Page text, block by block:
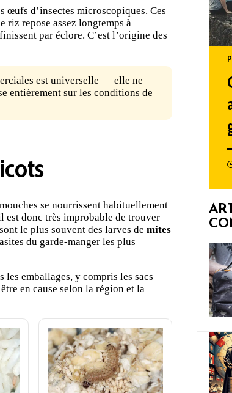
d’insectes microscopiques. Ces
riz repose assez longtemps à
par éclore. C’est l’origine des
est universelle — elle ne
entièrement sur les conditions de
se nourrissent habituellement
est donc très improbable de trouver
le plus souvent des larves de mites
du garde-manger les plus
les emballages, y compris les sacs
en cause selon la région et la